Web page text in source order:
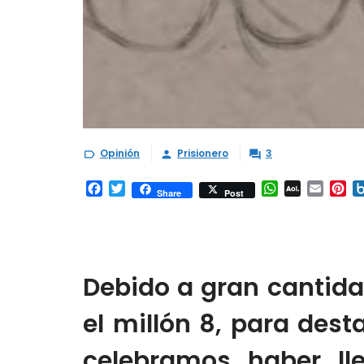
 Opinión  Prisionero  3
Facebook
TwitterShare Post WhatsApp
AOL Email
Debido a gran
el millón 8, para